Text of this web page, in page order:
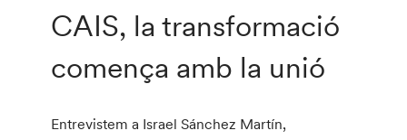
CAIS, la transformació
comença amb la unió
Entrevistem a Israel Sánchez Martín,